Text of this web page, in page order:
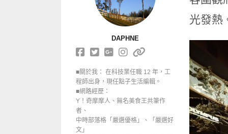
光發熱
DAPHNE
■關於我： 在科技業任職 12 年，工
程師出身，現任點子生活編輯。
■網路經歷：
Y！奇摩摩人、無名美食王共筆作
者、
中時部落格「嚴選優格」、「嚴選好
文」